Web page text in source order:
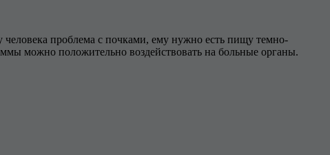
проблема с почками, ему нужно есть пищу темно-
можно положительно воздействовать на больные органы.